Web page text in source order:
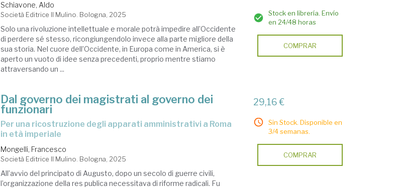
Schiavone, Aldo
Società Editrice Il Mulino. Bologna, 2025
Solo una rivoluzione intellettuale e morale potrà impedire all’Occidente
di perdere sé stesso, ricongiungendolo invece alla parte migliore della
sua storia. Nel cuore dell’Occidente, in Europa come in America, si è
aperto un vuoto di idee senza precedenti, proprio mentre stiamo
attraversando un ...
Stock en librería. Envío
en 24/48 horas
COMPRAR
Dal governo dei magistrati al governo dei
funzionari
Per una ricostruzione degli apparati amministrativi a Roma
in età imperiale
Mongelli, Francesco
Società Editrice Il Mulino. Bologna, 2025
All’avvio del principato di Augusto, dopo un secolo di guerre civili,
l’organizzazione della res publica necessitava di riforme radicali. Fu
29,16 €
Sin Stock. Disponible en
3/4 semanas.
COMPRAR